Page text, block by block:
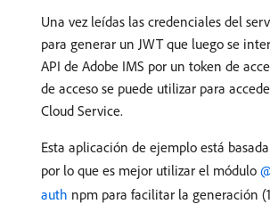
Una vez leídas las credenciales del
para generar un JWT que luego se
API de Adobe IMS por un token de
de acceso se puede utilizar para
Cloud Service.
Esta aplicación de ejemplo está
por lo que es mejor utilizar el módulo
auth npm para facilitar la generación